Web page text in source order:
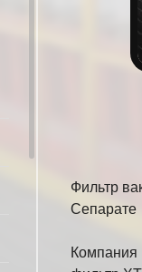
Фильтр
Сепарате
Компания